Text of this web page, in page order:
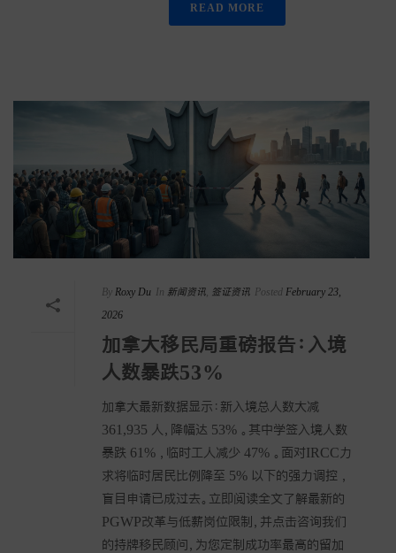
READ MORE
By Roxy Du In 新闻资讯 签证资讯 Posted February 23,
2026
加拿大移民局重磅报告：入境
人数暴跌53%
加拿大最新数据显示：新入境总人数大减
361,935 人，降幅达 53% 。其中学签入境人数
暴跌 61% ，临时工人减少 47% 。面对IRCC力
求将临时居民比例降至 5% 以下的强力调控 ，
盲目申请已成过去。立即阅读全文了解最新的
PGWP改革与低薪岗位限制，并点击咨询我们
的持牌移民顾问，为您定制成功率最高的留加